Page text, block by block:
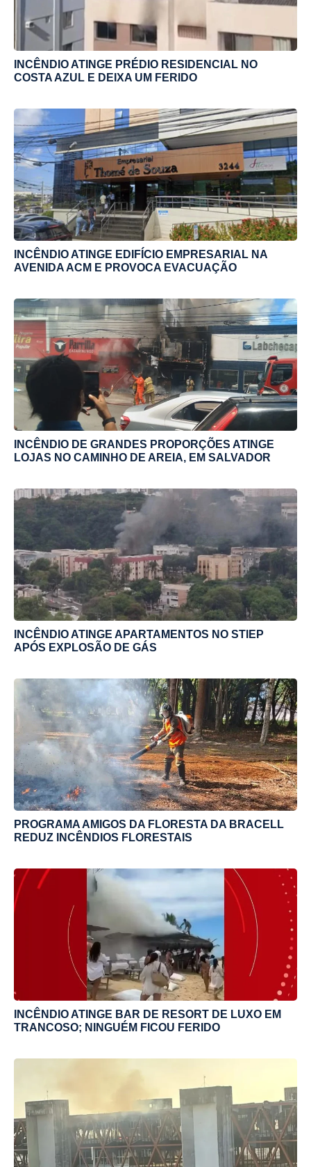
INCÊNDIO ATINGE PRÉDIO RESIDENCIAL NO
COSTA AZUL E DEIXA UM FERIDO
INCÊNDIO ATINGE EDIFÍCIO EMPRESARIAL NA
AVENIDA ACM E PROVOCA EVACUAÇÃO
INCÊNDIO DE GRANDES PROPORÇÕES ATINGE
LOJAS NO CAMINHO DE AREIA, EM SALVADOR
INCÊNDIO ATINGE APARTAMENTOS NO STIEP
APÓS EXPLOSÃO DE GÁS
PROGRAMA AMIGOS DA FLORESTA DA BRACELL
REDUZ INCÊNDIOS FLORESTAIS
INCÊNDIO ATINGE BAR DE RESORT DE LUXO EM
TRANCOSO; NINGUÉM FICOU FERIDO